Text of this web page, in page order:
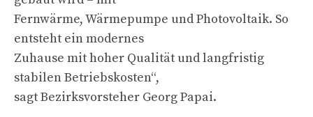
Fernwärme, Wärmepumpe und Photovoltaik. So
entsteht ein modernes
Zuhause mit hoher Qualität und langfristig
stabilen Betriebskosten“,
sagt Bezirksvorsteher Georg Papai.